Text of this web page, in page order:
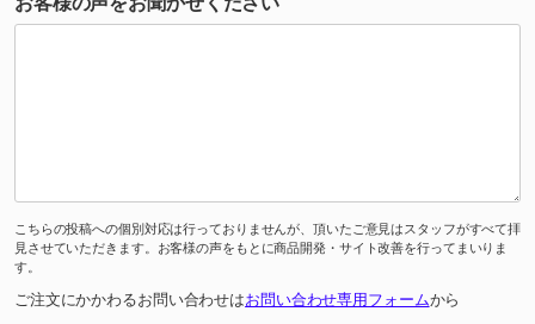
こちらの投稿への個別対応は行っておりませんが、頂いたご意見はスタッフがすべて拝
見させていただきます。お客様の声をもとに商品開発・サイト改善を行ってまいりま
す。
ご注文にかかわるお問い合わせはお問い合わせ専用フォームから